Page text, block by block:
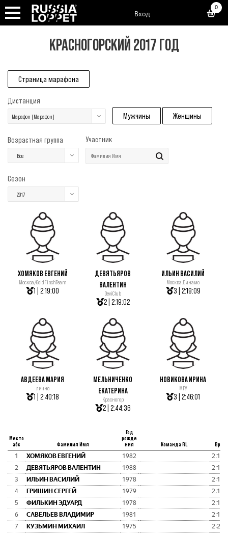
Вход
0
КРАСНОГОРСКИЙ 2017 ГОД
Страница марафона
Дистанция
Марафон (Марафон) Мужчины Женщины
Возрастная группа
Все
Участник
Сезон
2017
ХОМЯКОВ ЕВГЕНИЙ
Москва/GoldFinchTeam
1 | 2:19:00
ДЕВЯТЬЯРОВ
ВАЛЕНТИН
DeviClub
2 | 2:19:02
ИЛЬИН ВАСИЛИЙ
Москва Динамо
3 | 2:19:09
АВДЕЕВА МАРИЯ
лично
1 | 2:40:18
МЕЛЬНИЧЕНКО
ЕКАТЕРИНА
Красногор
2 | 2:44:36
НОВИКОВА ИРИНА
МГУ
3 | 2:46:01
Место
абс
Фамилия Имя
Год
рожде
ния
Команда RL
1 ХОМЯКОВ ЕВГЕНИЙ 1982
2
ДЕВЯТЬЯРОВ ВАЛЕНТИН 1988
3
ИЛЬИН ВАСИЛИЙ 1978
4
ГРИШИН СЕРГЕЙ 1979
5
ФИЛЬКИН ЭДУАРД 1978
6
САВЕЛЬЕВ ВЛАДИМИР 1981
7
КУЗЬМИН МИХАИЛ 1975